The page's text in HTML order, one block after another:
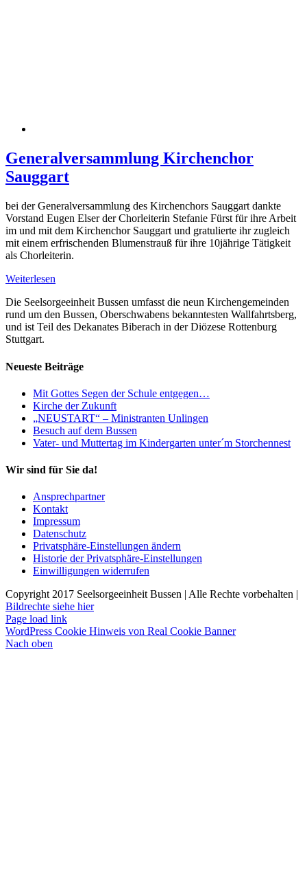
Generalversammlung Kirchenchor
Sauggart
bei der Generalversammlung des Kirchenchors Sauggart dankte
Vorstand Eugen Elser der Chorleiterin Stefanie Fürst für ihre Arbeit
im und mit dem Kirchenchor Sauggart und gratulierte ihr zugleich
mit einem erfrischenden Blumenstrauß für ihre 10jährige Tätigkeit
als Chorleiterin.
Weiterlesen
Die Seelsorgeeinheit Bussen umfasst die neun Kirchengemeinden
rund um den Bussen, Oberschwabens bekanntesten Wallfahrtsberg,
und ist Teil des Dekanates Biberach in der Diözese Rottenburg
Stuttgart.
Neueste Beiträge
Mit Gottes Segen der Schule entgegen…
Kirche der Zukunft
„NEUSTART“ – Ministranten Unlingen
Besuch auf dem Bussen
Vater- und Muttertag im Kindergarten unter´m Storchennest
Wir sind für Sie da!
Ansprechpartner
Kontakt
Impressum
Datenschutz
Privatsphäre-Einstellungen ändern
Historie der Privatsphäre-Einstellungen
Einwilligungen widerrufen
Copyright 2017 Seelsorgeeinheit Bussen | Alle Rechte vorbehalten |
Bildrechte siehe hier
Page load link
WordPress Cookie Hinweis von Real Cookie Banner
Nach oben